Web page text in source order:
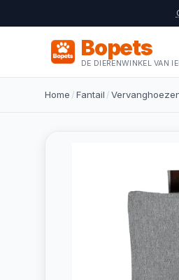
Bopets
DE DIERENWINKEL VAN
Home /Fantail /